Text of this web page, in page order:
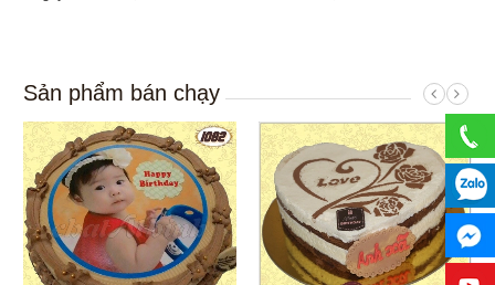
Sản phẩm bán chạy